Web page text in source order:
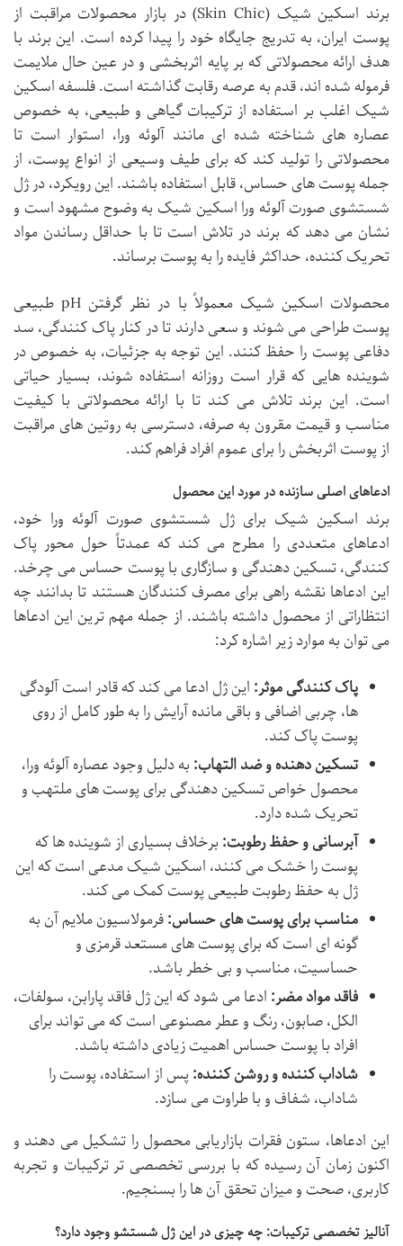
برند اسکین شیک (Skin Chic) در بازار محصولات مراقبت از
پوست ایران، به تدریج جایگاه خود را پیدا کرده است. این برند با
هدف ارائه محصولاتی که بر پایه اثربخشی و در عین حال ملایمت
فرموله شده اند، قدم به عرصه رقابت گذاشته است. فلسفه اسکین
شیک اغلب بر استفاده از ترکیبات گیاهی و طبیعی، به خصوص
عصاره های شناخته شده ای مانند آلوئه ورا، استوار است تا
محصولاتی را تولید کند که برای طیف وسیعی از انواع پوست، از
جمله پوست های حساس، قابل استفاده باشند. این رویکرد، در ژل
شستشوی صورت آلوئه ورا اسکین شیک به وضوح مشهود است و
نشان می دهد که برند در تلاش است تا با حداقل رساندن مواد
تحریک کننده، حداکثر فایده را به پوست برساند.
محصولات اسکین شیک معمولاً با در نظر گرفتن pH طبیعی
پوست طراحی می شوند و سعی دارند تا در کنار پاک کنندگی، سد
دفاعی پوست را حفظ کنند. این توجه به جزئیات، به خصوص در
شوینده هایی که قرار است روزانه استفاده شوند، بسیار حیاتی
است. این برند تلاش می کند تا با ارائه محصولاتی با کیفیت
مناسب و قیمت مقرون به صرفه، دسترسی به روتین های مراقبت
از پوست اثربخش را برای عموم افراد فراهم کند.
ادعاهای اصلی سازنده در مورد این محصول
برند اسکین شیک برای ژل شستشوی صورت آلوئه ورا خود،
ادعاهای متعددی را مطرح می کند که عمدتاً حول محور پاک
کنندگی، تسکین دهندگی و سازگاری با پوست حساس می چرخد.
این ادعاها نقشه راهی برای مصرف کنندگان هستند تا بدانند چه
انتظاراتی از محصول داشته باشند. از جمله مهم ترین این ادعاها
می توان به موارد زیر اشاره کرد:
پاک کنندگی موثر: این ژل ادعا می کند که قادر است آلودگی
ها، چربی اضافی و باقی مانده آرایش را به طور کامل از روی
پوست پاک کند.
تسکین دهنده و ضد التهاب: به دلیل وجود عصاره آلوئه ورا،
محصول خواص تسکین دهندگی برای پوست های ملتهب و
تحریک شده دارد.
آبرسانی و حفظ رطوبت: برخلاف بسیاری از شوینده ها که
پوست را خشک می کنند، اسکین شیک مدعی است که این
ژل به حفظ رطوبت طبیعی پوست کمک می کند.
مناسب برای پوست های حساس:فرمولاسیون ملایم آن به
گونه ای است که برای پوست های مستعد قرمزی و
حساسیت، مناسب و بی خطر باشد.
فاقد مواد مضر: ادعا می شود که این ژل فاقد پارابن، سولفات،
الکل، صابون، رنگ و عطر مصنوعی است که می تواند برای
افراد با پوست حساس اهمیت زیادی داشته باشد.
شاداب کننده و روشن کننده:پس از استفاده، پوست را
شاداب، شفاف و با طراوت می سازد.
این ادعاها، ستون فقرات بازاریابی محصول را تشکیل می دهند و
اکنون زمان آن رسیده که با بررسی تخصصی تر ترکیبات و تجربه
کاربری، صحت و میزان تحقق آن ها را بسنجیم.
آنالیز تخصصی ترکیبات: چه چیزی در این ژل شستشو وجود دارد؟